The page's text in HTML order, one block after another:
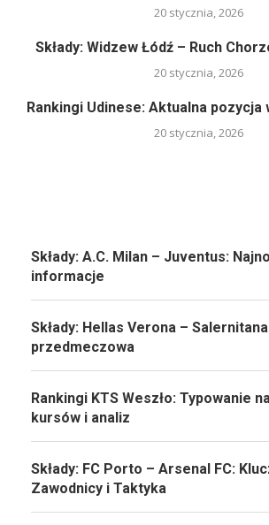
20 stycznia, 2026
Składy: Widzew Łódź – Ruch
20 stycznia, 2026
Rankingi Udinese: Aktualna pozycja
20 stycznia, 2026
Składy: A.C. Milan – Juventus:
informacje
Składy: Hellas Verona –
przedmeczowa
Rankingi KTS Weszło: Typowanie
kursów i analiz
Składy: FC Porto – Arsenal FC:
Zawodnicy i Taktyka